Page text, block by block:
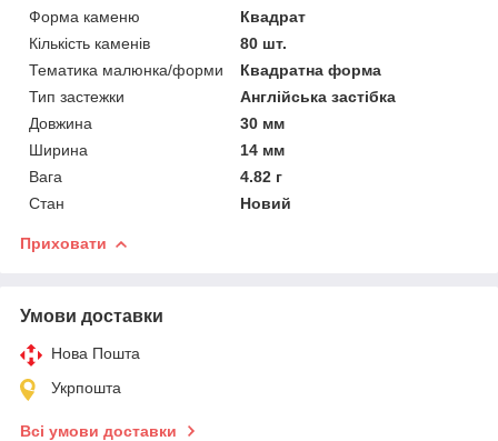
Форма каменю
Квадрат
Кількість каменів
80 шт.
Тематика малюнка/форми
Квадратна форма
Тип застежки
Англійська застібка
Довжина
30 мм
Ширина
14 мм
Вага
4.82 г
Стан
Новий
Приховати
Умови доставки
Нова Пошта
Укрпошта
Всі умови доставки